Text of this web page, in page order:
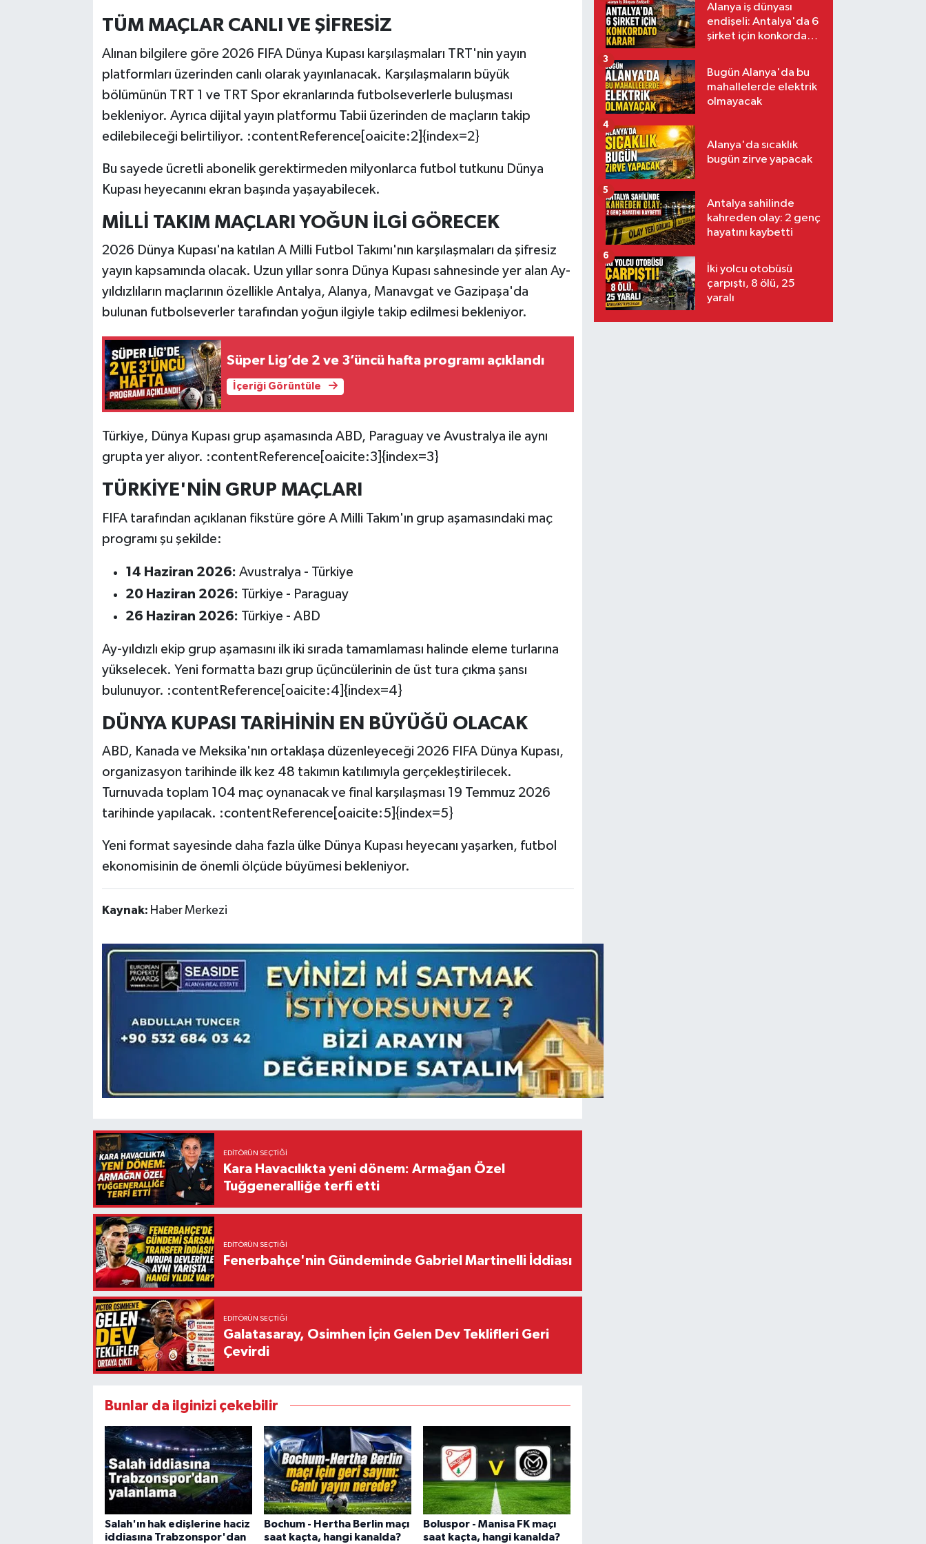
TÜM MAÇLAR CANLI VE ŞİFRESİZ
Alınan bilgilere göre 2026 FIFA Dünya Kupası karşılaşmaları TRT'nin yayın
platformları üzerinden canlı olarak yayınlanacak. Karşılaşmaların büyük
bölümünün TRT 1 ve TRT Spor ekranlarında futbolseverlerle buluşması
bekleniyor. Ayrıca dijital yayın platformu Tabii üzerinden de maçların takip
edilebileceği belirtiliyor. :contentReference[oaicite:2]{index=2}
Bu sayede ücretli abonelik gerektirmeden milyonlarca futbol tutkunu Dünya
Kupası heyecanını ekran başında yaşayabilecek.
MİLLİ TAKIM MAÇLARI YOĞUN İLGİ GÖRECEK
2026 Dünya Kupası'na katılan A Milli Futbol Takımı'nın karşılaşmaları da şifresiz
yayın kapsamında olacak. Uzun yıllar sonra Dünya Kupası sahnesinde yer alan Ay-
yıldızlıların maçlarının özellikle Antalya, Alanya, Manavgat ve Gazipaşa'da
bulunan futbolseverler tarafından yoğun ilgiyle takip edilmesi bekleniyor.
Süper Lig’de 2 ve 3’üncü hafta programı açıklandı
İçeriği Görüntüle
Türkiye, Dünya Kupası grup aşamasında ABD, Paraguay ve Avustralya ile aynı
grupta yer alıyor. :contentReference[oaicite:3]{index=3}
TÜRKİYE'NİN GRUP MAÇLARI
FIFA tarafından açıklanan fikstüre göre A Milli Takım'ın grup aşamasındaki maç
programı şu şekilde:
14 Haziran 2026: Avustralya - Türkiye
20 Haziran 2026: Türkiye - Paraguay
26 Haziran 2026: Türkiye - ABD
Ay-yıldızlı ekip grup aşamasını ilk iki sırada tamamlaması halinde eleme turlarına
yükselecek. Yeni formatta bazı grup üçüncülerinin de üst tura çıkma şansı
bulunuyor. :contentReference[oaicite:4]{index=4}
DÜNYA KUPASI TARİHİNİN EN BÜYÜĞÜ OLACAK
ABD, Kanada ve Meksika'nın ortaklaşa düzenleyeceği 2026 FIFA Dünya Kupası,
organizasyon tarihinde ilk kez 48 takımın katılımıyla gerçekleştirilecek.
Turnuvada toplam 104 maç oynanacak ve final karşılaşması 19 Temmuz 2026
tarihinde yapılacak. :contentReference[oaicite:5]{index=5}
Yeni format sayesinde daha fazla ülke Dünya Kupası heyecanı yaşarken, futbol
ekonomisinin de önemli ölçüde büyümesi bekleniyor.
Kaynak: Haber Merkezi
EDITÖRÜN SEÇTIĞI
Kara Havacılıkta yeni dönem: Armağan Özel
Tuğgeneralliğe terfi etti
EDITÖRÜN SEÇTIĞI
Fenerbahçe'nin Gündeminde Gabriel Martinelli İddiası
EDITÖRÜN SEÇTIĞI
Galatasaray, Osimhen İçin Gelen Dev Teklifleri Geri
Çevirdi
Bunlar da ilginizi çekebilir
Salah'ın hak edişlerine haciz
iddiasına Trabzonspor'dan
Bochum - Hertha Berlin maçı
saat kaçta, hangi kanalda?
Boluspor - Manisa FK maçı
saat kaçta, hangi kanalda?
Alanya iş dünyası
endişeli: Antalya'da 6
şirket için konkordato
Bugün Alanya'da bu
mahallelerde elektrik
olmayacak
3
Alanya'da sıcaklık
bugün zirve yapacak
4
Antalya sahilinde
kahreden olay: 2 genç
hayatını kaybetti
5
İki yolcu otobüsü
çarpıştı, 8 ölü, 25
yaralı
6